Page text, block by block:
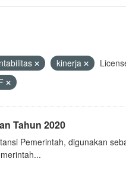
kinerja
Tahun 2020
Pemerintah, digunakan